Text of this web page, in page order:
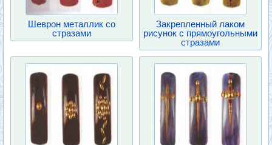
Шеврон металлик со
стразами
Закрепленный лаком
рисунок с прямоугольными
стразами